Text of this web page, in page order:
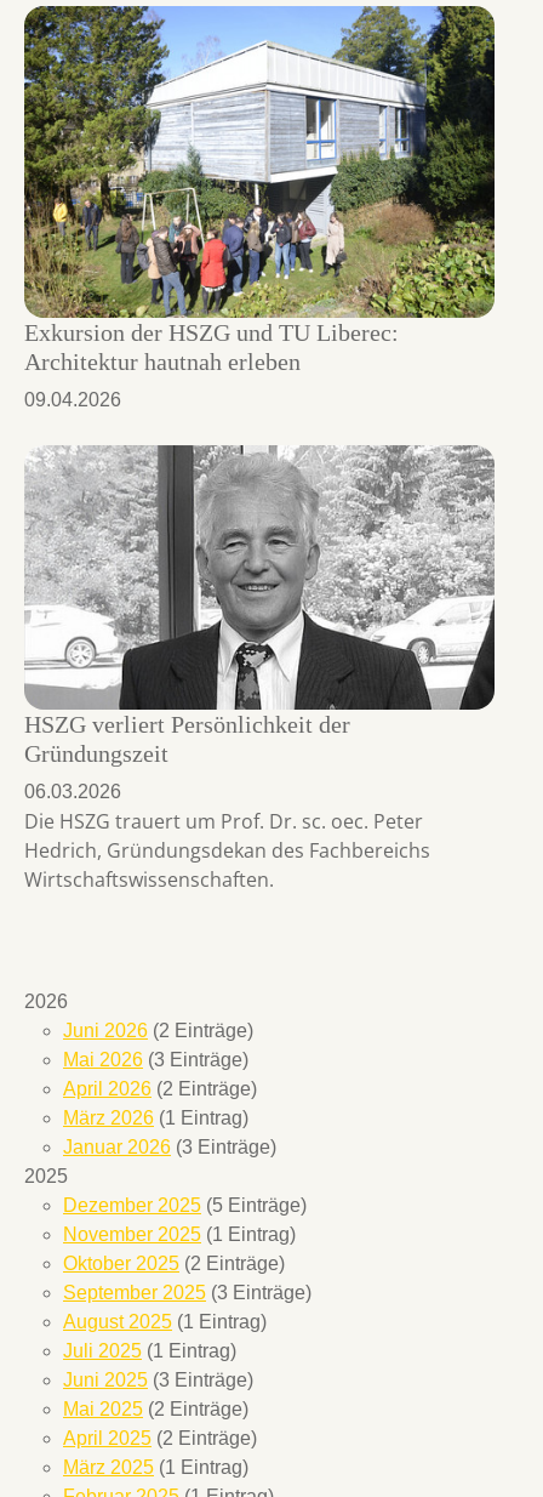
Exkursion der HSZG und TU Liberec:
Architektur hautnah erleben
09.04.2026
HSZG verliert Persönlichkeit der
Gründungszeit
06.03.2026
Die HSZG trauert um Prof. Dr. sc. oec. Peter
Hedrich, Gründungsdekan des Fachbereichs
Wirtschaftswissenschaften.
2026
Juni 2026 (2 Einträge)
Mai 2026 (3 Einträge)
April 2026 (2 Einträge)
März 2026 (1 Eintrag)
Januar 2026 (3 Einträge)
2025
Dezember 2025 (5 Einträge)
November 2025 (1 Eintrag)
Oktober 2025 (2 Einträge)
September 2025 (3 Einträge)
August 2025 (1 Eintrag)
Juli 2025 (1 Eintrag)
Juni 2025 (3 Einträge)
Mai 2025 (2 Einträge)
April 2025 (2 Einträge)
März 2025 (1 Eintrag)